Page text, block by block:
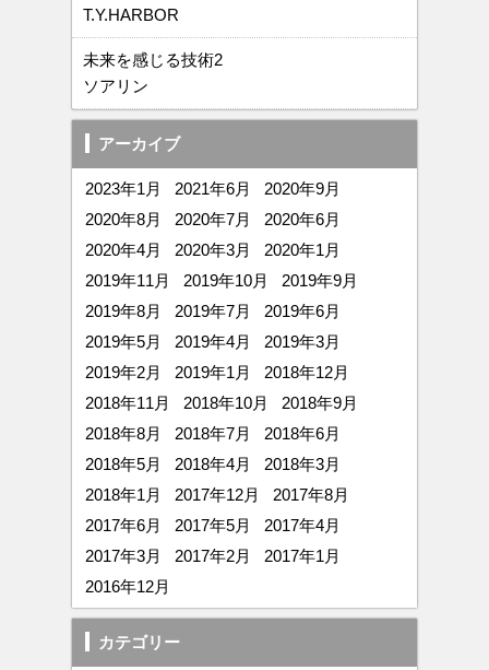
T.Y.HARBOR
未来を感じる技術2
ソアリン
アーカイブ
2023年1月 2021年6月
2020年9月
2020年8月
2020年7月
2020年6月
2020年4月
2020年3月
2020年1月
2019年11月
2019年10月
2019年9月
2019年8月
2019年7月
2019年6月
2019年5月
2019年4月
2019年3月
2019年2月
2019年1月
2018年12月
2018年11月
2018年10月
2018年9月
2018年8月
2018年7月
2018年6月
2018年5月
2018年4月
2018年3月
2018年1月
2017年12月
2017年8月
2017年6月
2017年5月
2017年4月
2017年3月
2017年2月
2017年1月
2016年12月
カテゴリー